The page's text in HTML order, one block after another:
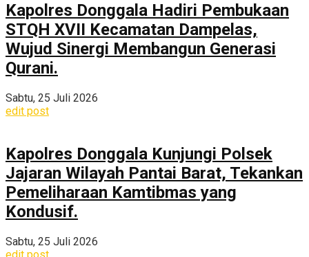
Kapolres Donggala Hadiri Pembukaan
STQH XVII Kecamatan Dampelas,
Wujud Sinergi Membangun Generasi
Qurani.
Sabtu, 25 Juli 2026
edit post
Kapolres Donggala Kunjungi Polsek
Jajaran Wilayah Pantai Barat, Tekankan
Pemeliharaan Kamtibmas yang
Kondusif.
Sabtu, 25 Juli 2026